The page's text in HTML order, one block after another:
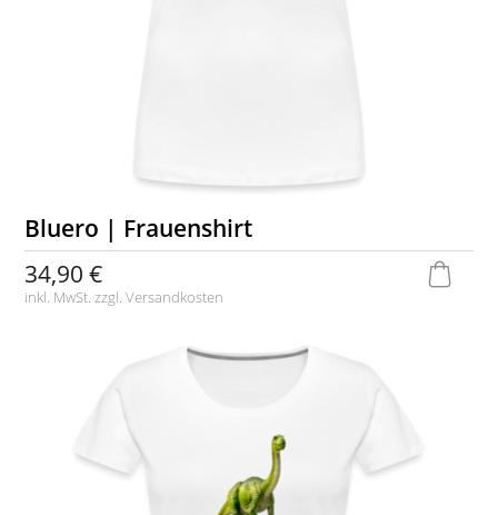
Bluero | Frauenshirt
34,90 €
inkl. MwSt. zzgl.Versandkosten